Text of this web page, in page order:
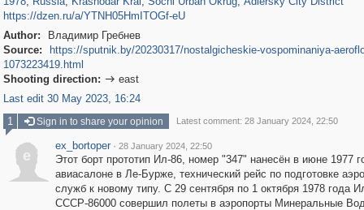
https://dzen.ru/a/YTNH05HmITOGf-eU
Author:
Владимир Гребнев
Source:
https://sputnik.by/20230317/nostalgicheskie-vospominaniya-
1073223419.html
Shooting direction:  east
Last edit 30 May 2023, 16:24
1
Sign in to share your opinion Latest comment: 28 January 2024, 22:50
e
ex_bortoper · 28 January 2024, 22:50
Этот борт прототип Ил-86, номер "347" нанесён в июне 1977
авиасалоне в Ле-Бурже, технический рейс по подготовке
служб к новому типу. С 29 сентября по 1 октября 1978 года
СССР-86000 совершил полеты в аэропорты Минеральные